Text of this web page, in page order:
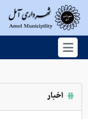
اخبار